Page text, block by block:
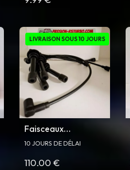
LIVRAISON SOUS 10 JOURS
Faisceaux
d'allumage pour
Turbo 2
10 JOURS DE DÉLAI
110.00 €